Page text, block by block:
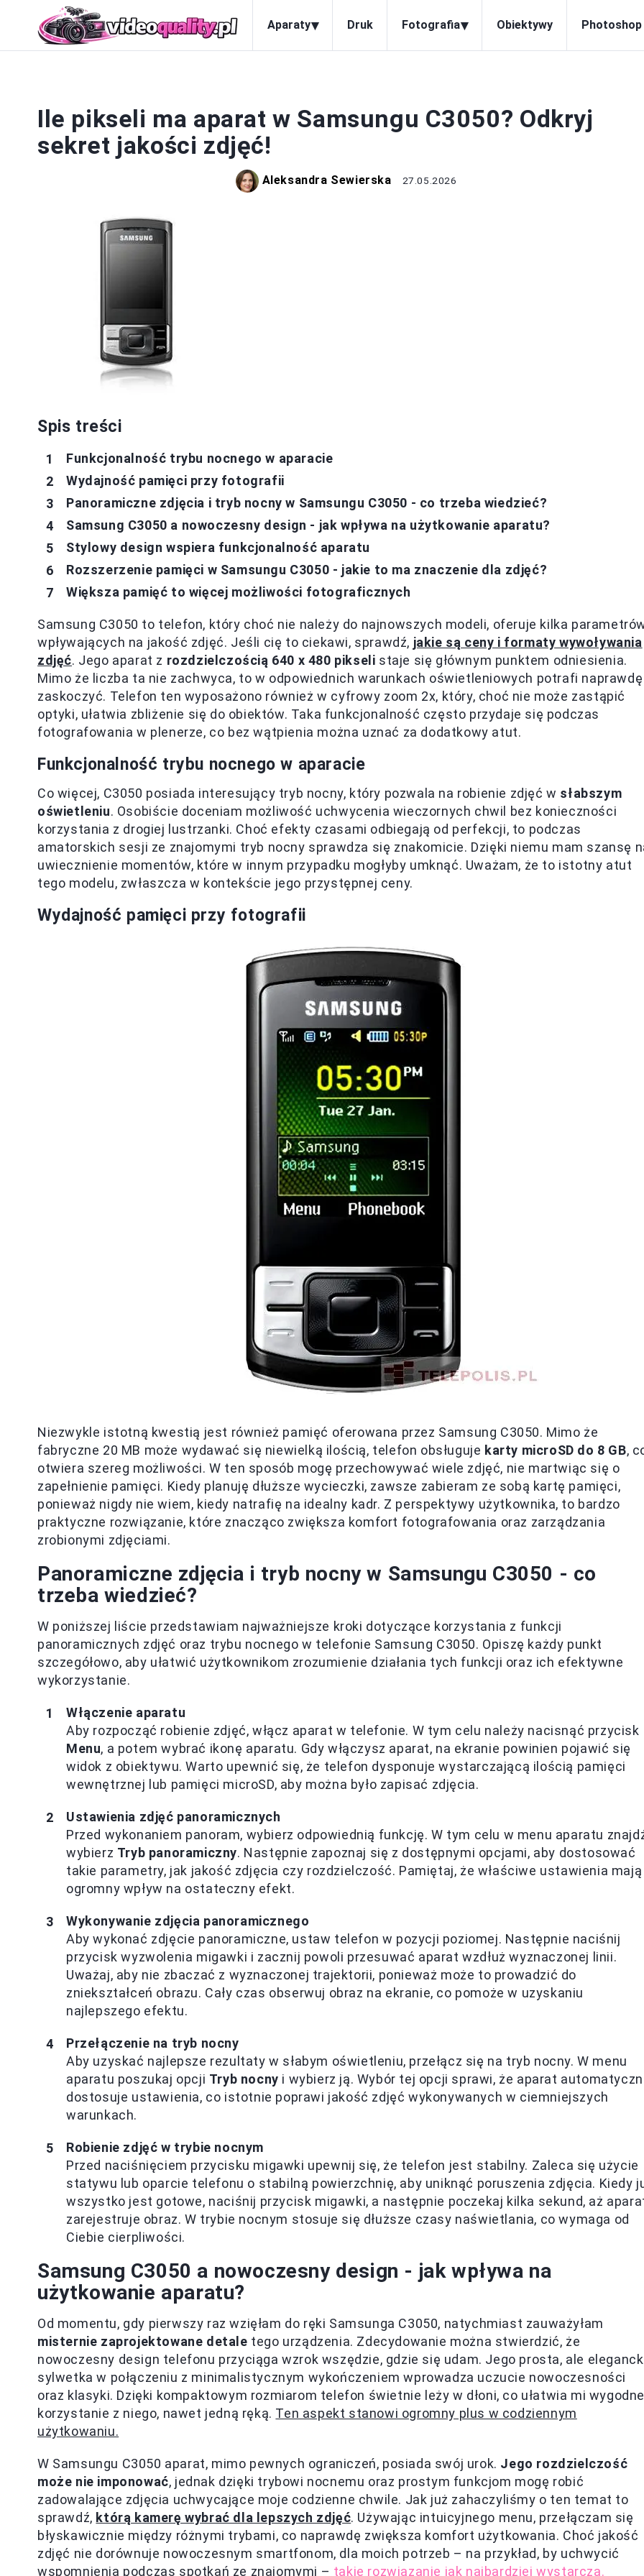
Aparaty▾ Druk Fotografia▾ Obiektywy Photoshop
Ile pikseli ma aparat w Samsungu C3050? Odkryj
sekret jakości zdjęć!
Aleksandra Sewierska 27.05.2026
Spis treści
Funkcjonalność trybu nocnego w aparacie
Wydajność pamięci przy fotografii
Panoramiczne zdjęcia i tryb nocny w Samsungu C3050 - co trzeba wiedzieć?
Samsung C3050 a nowoczesny design - jak wpływa na użytkowanie aparatu?
Stylowy design wspiera funkcjonalność aparatu
Rozszerzenie pamięci w Samsungu C3050 - jakie to ma znaczenie dla zdjęć?
Większa pamięć to więcej możliwości fotograficznych
Samsung C3050 to telefon, który choć nie należy do najnowszych modeli, oferuje kilka
wpływających na jakość zdjęć. Jeśli cię to ciekawi, sprawdź, jakie są ceny i formaty wywoływania
zdjęć. Jego aparat z rozdzielczością 640 x 480 pikseli staje się głównym punktem odniesienia.
Mimo że liczba ta nie zachwyca, to w odpowiednich warunkach oświetleniowych potrafi naprawdę
zaskoczyć. Telefon ten wyposażono również w cyfrowy zoom 2x, który, choć nie może zastąpić
optyki, ułatwia zbliżenie się do obiektów. Taka funkcjonalność często przydaje się podczas
fotografowania w plenerze, co bez wątpienia można uznać za dodatkowy atut.
Funkcjonalność trybu nocnego w aparacie
Co więcej, C3050 posiada interesujący tryb nocny, który pozwala na robienie zdjęć w słabszym
oświetleniu. Osobiście doceniam możliwość uchwycenia wieczornych chwil bez konieczności
korzystania z drogiej lustrzanki. Choć efekty czasami odbiegają od perfekcji, to podczas
amatorskich sesji ze znajomymi tryb nocny sprawdza się znakomicie. Dzięki niemu mam szansę
uwiecznienie momentów, które w innym przypadku mogłyby umknąć. Uważam, że to istotny atut
tego modelu, zwłaszcza w kontekście jego przystępnej ceny.
Wydajność pamięci przy fotografii
Niezwykle istotną kwestią jest również pamięć oferowana przez Samsung C3050. Mimo że
fabryczne 20 MB może wydawać się niewielką ilością, telefon obsługuje karty microSD do 8 GB,
otwiera szereg możliwości. W ten sposób mogę przechowywać wiele zdjęć, nie martwiąc się o
zapełnienie pamięci. Kiedy planuję dłuższe wycieczki, zawsze zabieram ze sobą kartę pamięci,
ponieważ nigdy nie wiem, kiedy natrafię na idealny kadr. Z perspektywy użytkownika, to bardzo
praktyczne rozwiązanie, które znacząco zwiększa komfort fotografowania oraz zarządzania
zrobionymi zdjęciami.
Panoramiczne zdjęcia i tryb nocny w Samsungu C3050 - co
trzeba wiedzieć?
W poniższej liście przedstawiam najważniejsze kroki dotyczące korzystania z funkcji
panoramicznych zdjęć oraz trybu nocnego w telefonie Samsung C3050. Opiszę każdy punkt
szczegółowo, aby ułatwić użytkownikom zrozumienie działania tych funkcji oraz ich efektywne
wykorzystanie.
Włączenie aparatu
Aby rozpocząć robienie zdjęć, włącz aparat w telefonie. W tym celu należy nacisnąć przycisk
Menu, a potem wybrać ikonę aparatu. Gdy włączysz aparat, na ekranie powinien pojawić się
widok z obiektywu. Warto upewnić się, że telefon dysponuje wystarczającą ilością pamięci
wewnętrznej lub pamięci microSD, aby można było zapisać zdjęcia.
Ustawienia zdjęć panoramicznych
Przed wykonaniem panoram, wybierz odpowiednią funkcję. W tym celu w menu aparatu
wybierz Tryb panoramiczny. Następnie zapoznaj się z dostępnymi opcjami, aby dostosować
takie parametry, jak jakość zdjęcia czy rozdzielczość. Pamiętaj, że właściwe ustawienia mają
ogromny wpływ na ostateczny efekt.
Wykonywanie zdjęcia panoramicznego
Aby wykonać zdjęcie panoramiczne, ustaw telefon w pozycji poziomej. Następnie naciśnij
przycisk wyzwolenia migawki i zacznij powoli przesuwać aparat wzdłuż wyznaczonej linii.
Uważaj, aby nie zbaczać z wyznaczonej trajektorii, ponieważ może to prowadzić do
zniekształceń obrazu. Cały czas obserwuj obraz na ekranie, co pomoże w uzyskaniu
najlepszego efektu.
Przełączenie na tryb nocny
Aby uzyskać najlepsze rezultaty w słabym oświetleniu, przełącz się na tryb nocny. W menu
aparatu poszukaj opcji Tryb nocny i wybierz ją. Wybór tej opcji sprawi, że aparat
dostosuje ustawienia, co istotnie poprawi jakość zdjęć wykonywanych w ciemniejszych
warunkach.
Robienie zdjęć w trybie nocnym
Przed naciśnięciem przycisku migawki upewnij się, że telefon jest stabilny. Zaleca się użycie
statywu lub oparcie telefonu o stabilną powierzchnię, aby uniknąć poruszenia zdjęcia. Kiedy
wszystko jest gotowe, naciśnij przycisk migawki, a następnie poczekaj kilka sekund, aż
zarejestruje obraz. W trybie nocnym stosuje się dłuższe czasy naświetlania, co wymaga od
Ciebie cierpliwości.
Samsung C3050 a nowoczesny design - jak wpływa na
użytkowanie aparatu?
Od momentu, gdy pierwszy raz wzięłam do ręki Samsunga C3050, natychmiast zauważyłam
misternie zaprojektowane detale tego urządzenia. Zdecydowanie można stwierdzić, że
nowoczesny design telefonu przyciąga wzrok wszędzie, gdzie się udam. Jego prosta, ale
sylwetka w połączeniu z minimalistycznym wykończeniem wprowadza uczucie nowoczesności
oraz klasyki. Dzięki kompaktowym rozmiarom telefon świetnie leży w dłoni, co ułatwia mi wygodne
korzystanie z niego, nawet jedną ręką. Ten aspekt stanowi ogromny plus w codziennym
użytkowaniu.
W Samsungu C3050 aparat, mimo pewnych ograniczeń, posiada swój urok. Jego rozdzielczość
może nie imponować, jednak dzięki trybowi nocnemu oraz prostym funkcjom mogę robić
zadowalające zdjęcia uchwycające moje codzienne chwile. Jak już zahaczyliśmy o ten temat to
sprawdź, którą kamerę wybrać dla lepszych zdjęć. Używając intuicyjnego menu, przełączam się
błyskawicznie między różnymi trybami, co naprawdę zwiększa komfort użytkowania. Choć jakość
zdjęć nie dorównuje nowoczesnym smartfonom, dla moich potrzeb – na przykład, by uchwycić
wspomnienia podczas spotkań ze znajomymi – takie rozwiązanie jak najbardziej wystarcza.